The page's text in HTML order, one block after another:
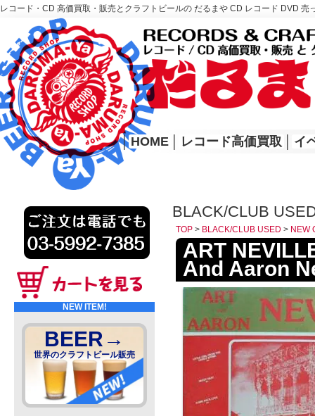
レコード・CD 高価買取・販売とクラフトビールの だるまや CD レコード DVD
レコード高価買取はこちら
HOME
│ HOME レコード高価買取 イ
NEW ITEM!
BEER→
世界のクラフトビール販売
BLACK/CLUB
TOP > BLACK/CLUB USED > NEW
ART
And Aaron